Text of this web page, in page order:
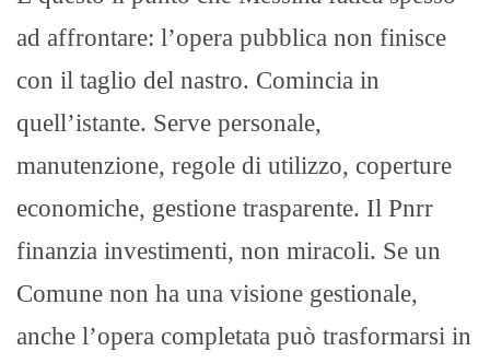
ad affrontare: l’opera pubblica non finisce
con il taglio del nastro. Comincia in
quell’istante. Serve personale,
manutenzione, regole di utilizzo, coperture
economiche, gestione trasparente. Il Pnrr
finanzia investimenti, non miracoli. Se un
Comune non ha una visione gestionale,
anche l’opera completata può trasformarsi in